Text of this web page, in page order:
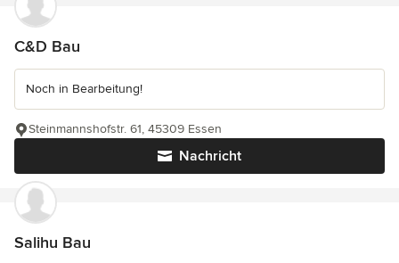
C&D Bau
Noch in Bearbeitung!
Nachricht
Steinmannshofstr. 61, 45309 Essen
Salihu Bau